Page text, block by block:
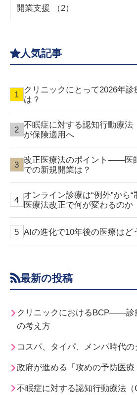
開業支援 （2）
人気記事
クリニックにとって2026年診
は？
不眠症に対する認知行動療法
が保険適用へ
改正医療法のポイント――医
での新規開業は？
オンライン診療は“例外”から
医療法改正で何が変わるのか
AIの進化で10年後の医療はど
最新の投稿
クリニックにおけるBCP――診
の考え方
コスパ、タイパ、メンパ時代
政府が進める「攻めの予防医
不眠症に対する認知行動療法（